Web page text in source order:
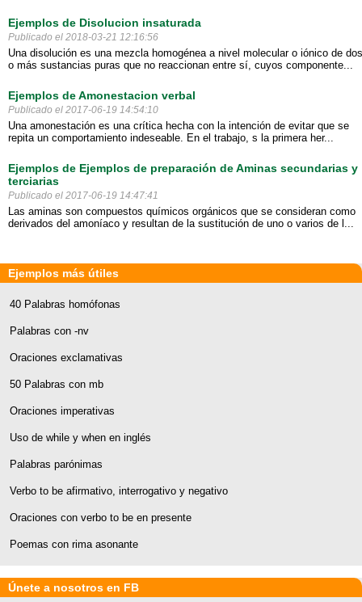
Ejemplos de Disolucion insaturada
Publicado el 2018-03-21 12:16:56
Una disolución es una mezcla homogénea a nivel molecular o iónico de dos
o más sustancias puras que no reaccionan entre sí, cuyos componente...
Ejemplos de Amonestacion verbal
Publicado el 2017-06-19 14:54:10
Una amonestación es una crítica hecha con la intención de evitar que se
repita un comportamiento indeseable. En el trabajo, s la primera her...
Ejemplos de Ejemplos de preparación de Aminas secundarias y
terciarias
Publicado el 2017-06-19 14:47:41
Las aminas son compuestos químicos orgánicos que se consideran como
derivados del amoníaco y resultan de la sustitución de uno o varios de l...
Ejemplos más útiles
40 Palabras homófonas
Palabras con -nv
Oraciones exclamativas
50 Palabras con mb
Oraciones imperativas
Uso de while y when en inglés
Palabras parónimas
Verbo to be afirmativo, interrogativo y negativo
Oraciones con verbo to be en presente
Poemas con rima asonante
Únete a nosotros en FB